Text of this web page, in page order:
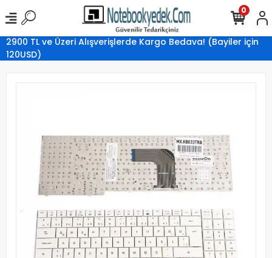
2900 TL ve Üzeri Alışverişlerde Kargo Bedava! (Bayiler için
120USD)
0